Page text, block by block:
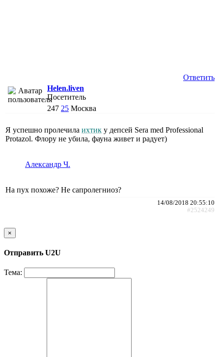
Ответить
Helen.liven
Посетитель
247 25 Москва
Я успешно пролечила ихтик у депсей Sera med Professional
Protazol. Флору не убила, фауна живет и радует)
Александр Ч.
На пух похоже? Не сапролегниоз?
14/08/2018 20:55:10
#2524249
×
Отправить U2U
Тема: